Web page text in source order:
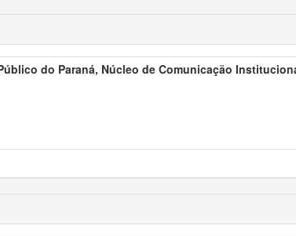
do Paraná, Núcleo de Comunicação